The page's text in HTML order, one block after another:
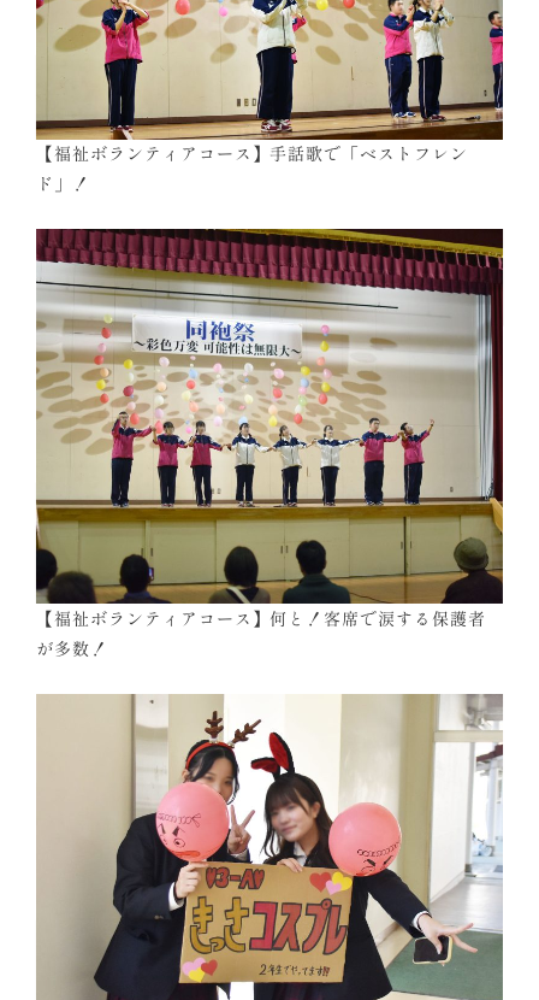
【福祉ボランティアコース】手話歌で「ベストフレン
ド」！
【福祉ボランティアコース】何と！客席で涙する保護者
が多数！